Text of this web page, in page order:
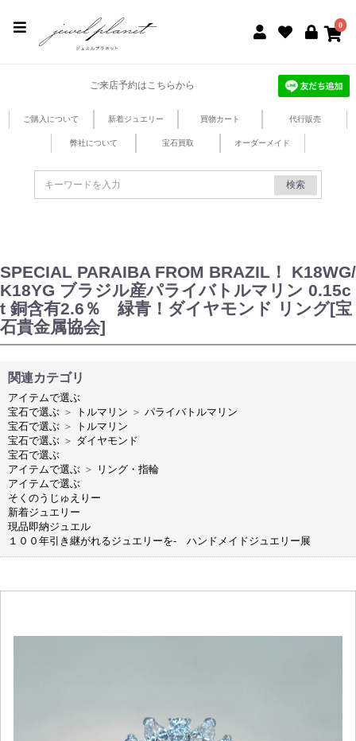
0
ご来店予約はこちらから
ご購入について 新着ジュエリー 買物カート 代行販売
弊社について 宝石買取 オーダーメイド
検索
SPECIAL PARAIBA FROM BRAZIL！ K18WG/
K18YG ブラジル産パライバトルマリン 0.15c
t 銅含有2.6％ 緑青！ダイヤモンド リング[宝
石貴金属協会]
関連カテゴリ
アイテムで選ぶ
宝石で選ぶ ＞ トルマリン ＞ パライバトルマリン
宝石で選ぶ ＞
トルマリン
宝石で選ぶ ＞ ダイヤモンド
宝石で選ぶ
アイテムで選ぶ ＞
リング・指輪
アイテムで選ぶ
そくのうじゅえりー
新着ジュエリー
現品即納ジュエル
１００年引き継がれるジュエリーを- ハンドメイドジュエリー展